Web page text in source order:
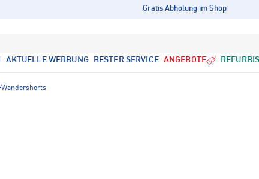
Gratis Abholung im Shop
AKTUELLE WERBUNG BESTER SERVICE ANGEBOTE
Wandershorts